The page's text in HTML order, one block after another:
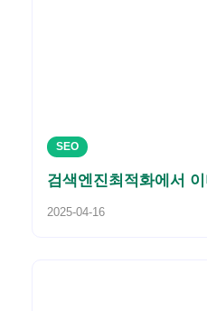
SEO
검색엔진최적화에서
2025-04-16